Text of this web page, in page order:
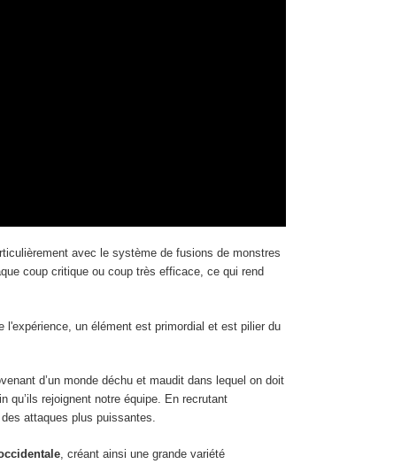
avec le système de fusions de monstres
coup critique ou coup très efficace, ce qui rend
un élément est primordial et est pilier du
d’un monde déchu et maudit dans lequel on doit
qu’ils rejoignent notre équipe. En recrutant
attaques plus puissantes.
, créant ainsi une grande variété